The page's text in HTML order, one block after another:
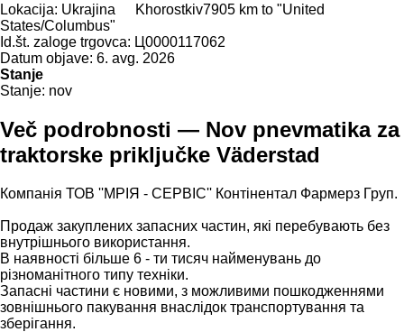
Lokacija: Ukrajina Khorostkiv7905 km to "United
States/Columbus"
Id.št. zaloge trgovca: Ц0000117062
Datum objave: 6. avg. 2026
Stanje
Stanje: nov
Več podrobnosti — Nov pnevmatika za
traktorske priključke Väderstad
Компанія ТОВ ''МРІЯ - СЕРВІС'' Контінентал Фармерз Груп.
Продаж закуплених запасних частин, які перебувають без
внутрішнього використання.
В наявності більше 6 - ти тисяч найменувань до
різноманітного типу техніки.
Запасні частини є новими, з можливими пошкодженнями
зовнішнього пакування внаслідок транспортування та
зберігання.